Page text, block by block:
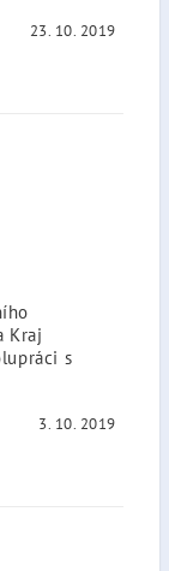
23. 10. 2019
Kraj
s
3. 10. 2019